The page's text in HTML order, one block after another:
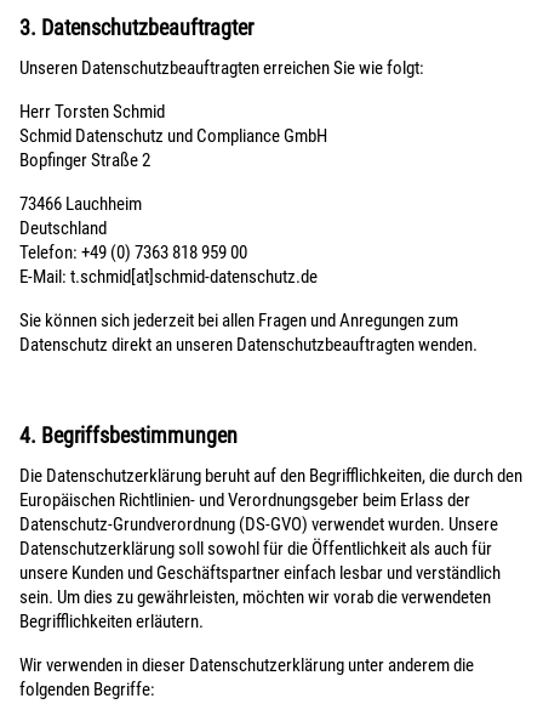
3. Datenschutzbeauftragter
Unseren Datenschutzbeauftragten erreichen Sie wie folgt:
Herr Torsten Schmid
Schmid Datenschutz und Compliance GmbH
Bopfinger Straße 2
73466 Lauchheim
Deutschland
Telefon: +49 (0) 7363 818 959 00
E-Mail: t.schmid[at]schmid-datenschutz.de
Sie können sich jederzeit bei allen Fragen und Anregungen zum
Datenschutz direkt an unseren Datenschutzbeauftragten wenden.
4. Begriffsbestimmungen
Die Datenschutzerklärung beruht auf den Begrifflichkeiten, die durch den
Europäischen Richtlinien- und Verordnungsgeber beim Erlass der
Datenschutz-Grundverordnung (DS-GVO) verwendet wurden. Unsere
Datenschutzerklärung soll sowohl für die Öffentlichkeit als auch für
unsere Kunden und Geschäftspartner einfach lesbar und verständlich
sein. Um dies zu gewährleisten, möchten wir vorab die verwendeten
Begrifflichkeiten erläutern.
Wir verwenden in dieser Datenschutzerklärung unter anderem die
folgenden Begriffe: